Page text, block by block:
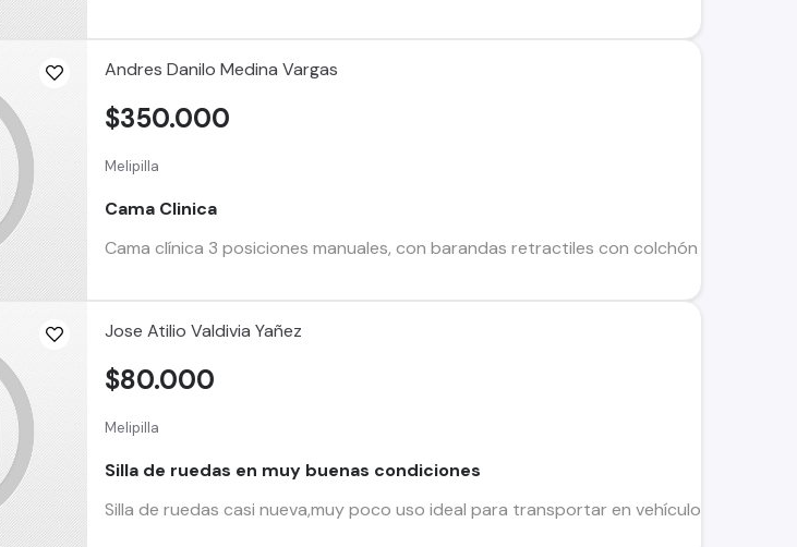
Andres Danilo Medina Vargas
Melipilla
Cama Clinica
Cama clínica 3 posiciones manuales, con barandas retractiles con colchón base y
$350.000
Jose Atilio Valdivia Yañez
Melipilla
Silla de ruedas en muy buenas condiciones
Silla de ruedas casi nueva,muy poco uso ideal para transportar en vehículo ya que se
$80.000